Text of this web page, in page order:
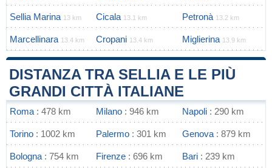
Sellia Marina 13 km Cicala 13.1 km Petronà 13.2 km
Marcellinara 13.4 km Cropani 13.4 km Miglierina 13.9 km
DISTANZA TRA SELLIA E LE PIÙ
GRANDI CITTÀ ITALIANE
Roma : 478 km Milano : 946 km Napoli : 290 km
Torino : 1002 km Palermo : 301 km Genova : 879 km
Bologna : 754 km Firenze : 696 km Bari : 239 km